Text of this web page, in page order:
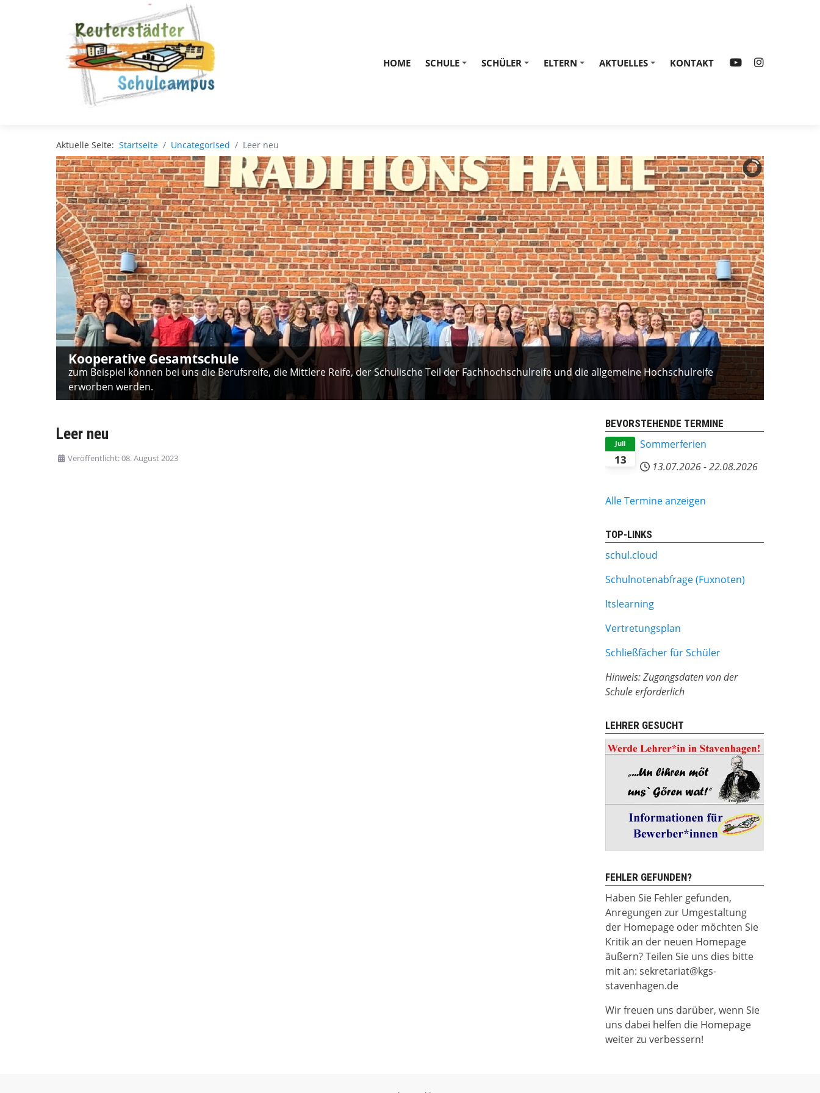
HOME SCHULE SCHÜLER ELTERN AKTUELLES KONTAKT
Aktuelle Seite: Startseite Uncategorised Leer neu
Kooperative Gesamtschule
zum Beispiel können bei uns die Berufsreife, die Mittlere Reife, der Schulische Teil der Fachhochschulreife und die allgemeine Hochschulreife
erworben werden.
Leer neu
Veröffentlicht: 08. August 2023
BEVORSTEHENDE TERMINE
13
Juli
Sommerferien
13.07.2026-22.08.2026
Alle Termine anzeigen
TOP-LINKS
schul.cloud
Schulnotenabfrage (Fuxnoten)
Itslearning
Vertretungsplan
Schließfächer für Schüler
Hinweis: Zugangsdaten von der
Schule erforderlich
LEHRER GESUCHT
FEHLER GEFUNDEN?
Haben Sie Fehler gefunden,
Anregungen zur Umgestaltung
der Homepage oder möchten Sie
Kritik an der neuen Homepage
äußern? Teilen Sie uns dies bitte
mit an: sekretariat@kgs-
stavenhagen.de
Wir freuen uns darüber, wenn Sie
uns dabei helfen die Homepage
weiter zu verbessern!